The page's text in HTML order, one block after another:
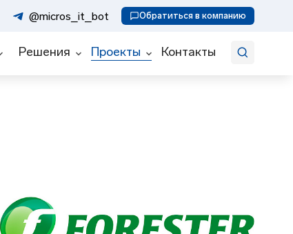
Искать
@micros_it_bot Обратиться в компанию
Решения Проекты Контакты